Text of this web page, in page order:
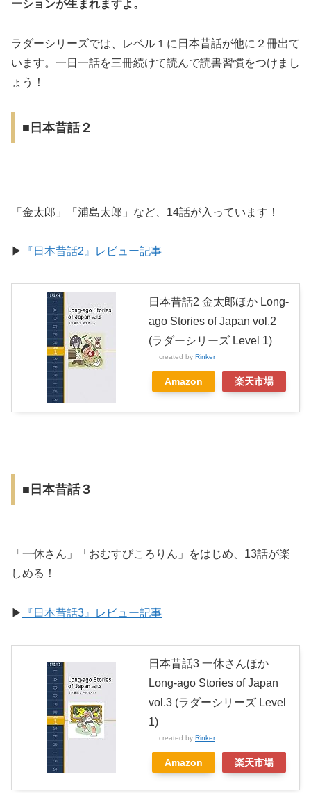
ーションが生まれますよ。
ラダーシリーズでは、レベル１に日本昔話が他に２冊出て
います。一日一話を三冊続けて読んで読書習慣をつけまし
ょう！
■日本昔話２
「金太郎」「浦島太郎」など、14話が入っています！
▶︎ 『日本昔話2』レビュー記事
日本昔話2 金太郎ほか Long-
ago Stories of Japan vol.2
(ラダーシリーズ Level 1)
created by Rinker
Amazon 楽天市場
■日本昔話３
「一休さん」「おむすびころりん」をはじめ、13話が楽
しめる！
▶︎ 『日本昔話3』レビュー記事
日本昔話3 一休さんほか
Long-ago Stories of Japan
vol.3 (ラダーシリーズ Level
1)
created by Rinker
Amazon 楽天市場